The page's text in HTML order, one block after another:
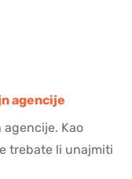
agencije
Kao
trebate li unajmiti